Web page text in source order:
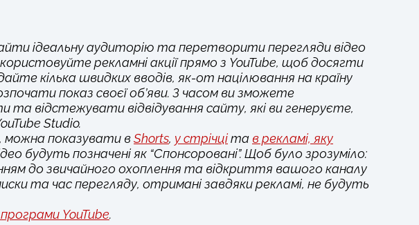
ідеальну аудиторію та перетворити перегляди відео
рекламні акції прямо з YouTube, щоб досягти
кілька швидких вводів, як-от націлювання на країну
показ своєї об’яви. З часом ви зможете
відстежувати відвідування сайту, які ви генеруєте,
Studio.
можна показувати вShorts, у стрічціта в рекламі, яку
будуть позначені як “Спонсоровані”. Щоб було зрозуміло:
до звичайного охоплення та відкриття вашого каналу
та час перегляду, отримані завдяки рекламі, не будуть
YouTube.